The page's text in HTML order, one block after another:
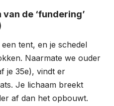
van de ‘fundering’
tent, en je schedel
Naarmate we ouder
je 35e), vindt er
Je lichaam breekt
af dan het opbouwt.